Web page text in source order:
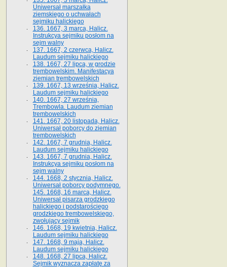
Uniwersał marszałka
ziemskiego o uchwałach
sejmiku halickiego
136. 1667, 3 marca, Halicz.
Instrukcya sejmiku posłom na
sejm walny
137. 1667, 2 czerwca, Halicz.
Laudum sejmiku halickiego
138. 1667, 27 lipca, w grodzie
trembowelskim. Manifestacya
ziemian trembowelskich
139. 1667, 13 września, Halicz.
Laudum sejmiku halickiego
140. 1667, 27 września,
Trembowla. Laudum ziemian
trembowelskich
141. 1667, 20 listopada, Halicz.
Uniwersał poborcy do ziemian
trembowelskich
142. 1667, 7 grudnia, Halicz.
Laudum sejmiku halickiego
143. 1667, 7 grudnia, Halicz.
Instrukcya sejmiku posłom na
sejm walny
144. 1668, 2 stycznia, Halicz.
Uniwersał poborcy podymnego.
145. 1668, 16 marca, Halicz.
Uniwersał pisarza grodzkiego
halickiego i podstarościego
grodzkiego trembowelskiego,
zwołujący sejmik
146. 1668, 19 kwietnia, Halicz.
Laudum sejmiku halickiego
147. 1668, 9 maja, Halicz.
Laudum sejmiku halickiego
148. 1668, 27 lipca, Halicz.
Sejmik wyznacza zapłatę za